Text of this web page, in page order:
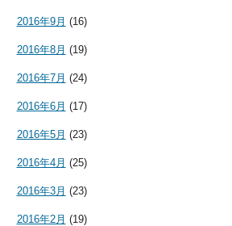
2016年9月 (16)
2016年8月 (19)
2016年7月 (24)
2016年6月 (17)
2016年5月 (23)
2016年4月 (25)
2016年3月 (23)
2016年2月 (19)